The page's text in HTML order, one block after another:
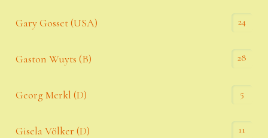
Gary Gosset (USA) 24
Gaston Wuyts (B) 28
Georg Merkl (D) 5
Gisela Völker (D) 11